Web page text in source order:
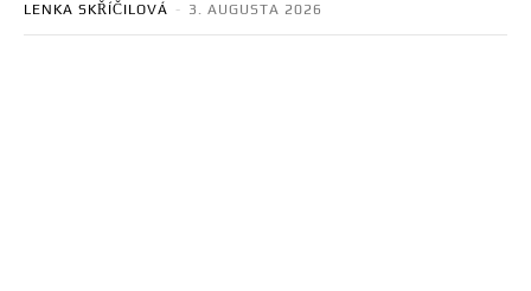
LENKA SKŘÍČILOVÁ - 3. AUGUSTA 2026